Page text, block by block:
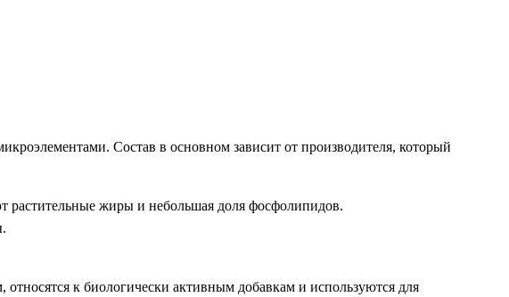
Состав в основном зависит от производителя, который
жиры и небольшая доля фосфолипидов.
к биологически активным добавкам и используются для